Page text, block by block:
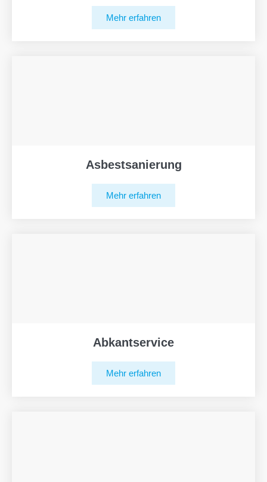
Mehr erfahren
Asbestsanierung
Mehr erfahren
Abkantservice
Mehr erfahren